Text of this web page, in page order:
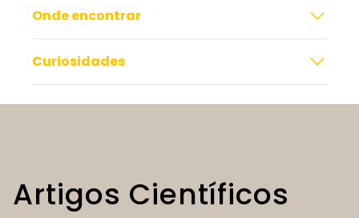
Onde encontrar
Curiosidades
Artigos Científicos